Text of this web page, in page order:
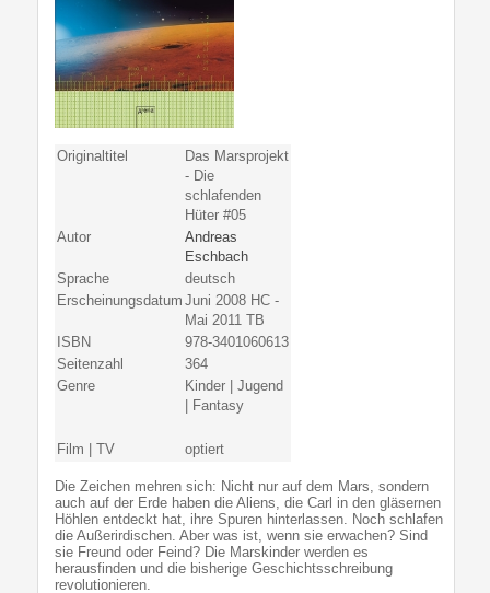
Originaltitel
Das Marsprojekt
- Die
schlafenden
Hüter #05
Autor
Andreas
Eschbach
Sprache
deutsch
Erscheinungsdatum Juni 2008 HC -
Mai 2011 TB
ISBN
978-3401060613
Seitenzahl
364
Genre
Kinder | Jugend
| Fantasy
Film | TV optiert
Die Zeichen mehren sich: Nicht nur auf dem Mars, sondern
auch auf der Erde haben die Aliens, die Carl in den gläsernen
Höhlen entdeckt hat, ihre Spuren hinterlassen. Noch schlafen
die Außerirdischen. Aber was ist, wenn sie erwachen? Sind
sie Freund oder Feind? Die Marskinder werden es
herausfinden und die bisherige Geschichtsschreibung
revolutionieren.